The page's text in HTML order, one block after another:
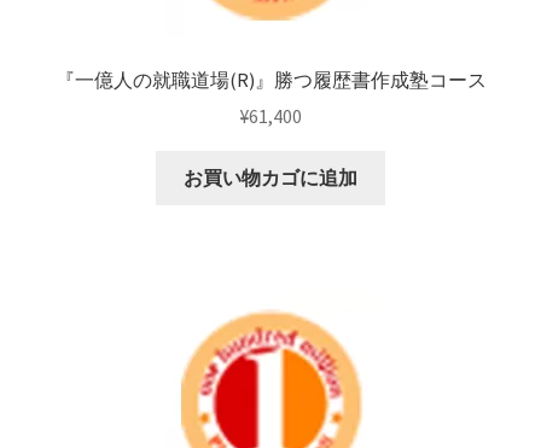
『一億人の就職道場(R)』勝つ履歴書作成塾コース
¥61,400
お買い物カゴに追加